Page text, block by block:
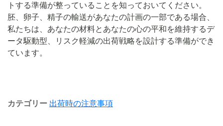
トする準備が整っていることを知っておいてください。
胚、卵子、精子の輸送があなたの計画の一部である場合、
私たちは、あなたの材料とあなたの心の平和を維持するデ
ータ駆動型、リスク軽減の出荷戦略を設計する準備ができ
ています。
カテゴリー 出荷時の注意事項